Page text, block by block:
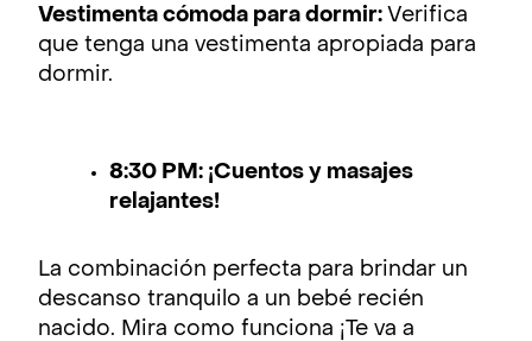
Vestimenta cómoda para dormir: Verifica
que tenga una vestimenta apropiada para
dormir.
8:30 PM: ¡Cuentos y masajes
relajantes!
La combinación perfecta para brindar un
descanso tranquilo a un bebé recién
nacido. Mira como funciona ¡Te va a